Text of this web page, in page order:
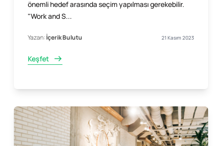
önemli hedef arasında seçim yapılması gerekebilir.
"Work and S...
Yazan:İçerik Bulutu 21 Kasım 2023
Keşfet